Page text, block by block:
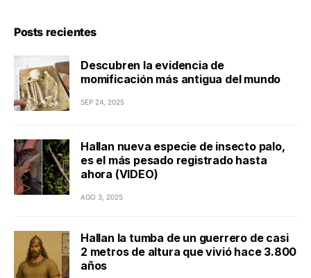
Posts recientes
Descubren la evidencia de
momificación más antigua del mundo
SEP 24, 2025
Hallan nueva especie de insecto palo,
es el más pesado registrado hasta
ahora (VIDEO)
AGO 3, 2025
Hallan la tumba de un guerrero de casi
2 metros de altura que vivió hace 3.800
años